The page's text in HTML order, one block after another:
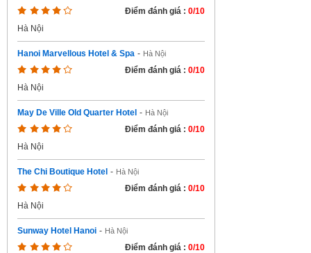
Điểm đánh giá : 0/10
Hà Nội
Hanoi Marvellous Hotel & Spa - Hà Nội
Điểm đánh giá : 0/10
Hà Nội
May De Ville Old Quarter Hotel - Hà Nội
Điểm đánh giá : 0/10
Hà Nội
The Chi Boutique Hotel - Hà Nội
Điểm đánh giá : 0/10
Hà Nội
Sunway Hotel Hanoi - Hà Nội
Điểm đánh giá : 0/10